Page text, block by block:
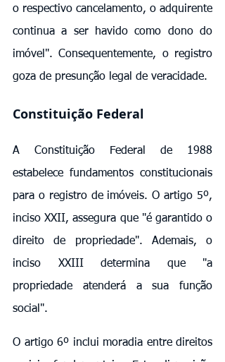
o respectivo cancelamento, o adquirente
continua a ser havido como dono do
imóvel". Consequentemente, o registro
goza de presunção legal de veracidade.
Constituição Federal
A Constituição Federal de 1988
estabelece fundamentos constitucionais
para o registro de imóveis. O artigo 5º,
inciso XXII, assegura que "é garantido o
direito de propriedade". Ademais, o
inciso XXIII determina que "a
propriedade atenderá a sua função
social".
O artigo 6º inclui moradia entre direitos